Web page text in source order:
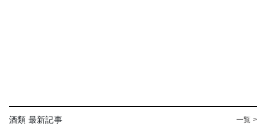
酒類 最新記事 一覧 >